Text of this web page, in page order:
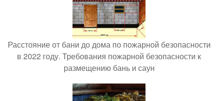
Расстояние от бани до дома по пожарной безопасности
в 2022 году. Требования пожарной безопасности к
размещению бань и саун